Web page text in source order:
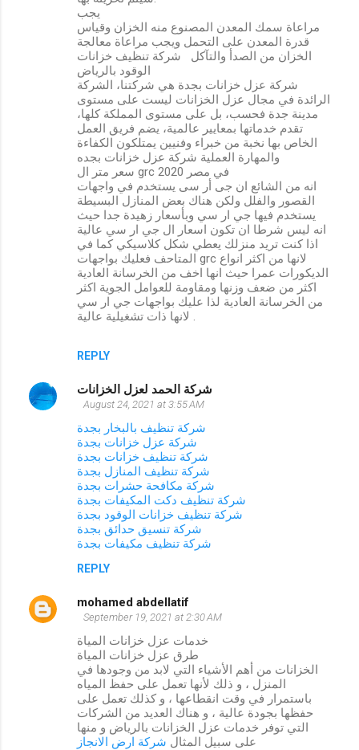
يجب
مراعاة سمك المعدن المصنوع منه الخزان وقياس
قدرة المعدن على التحمل ويجب مراعاة معالجة
الخزان من الصدأ والتآكل شركة تنظيف خزانات
الوقود بالرياض
شركة عزل خزانات بجدة هي شركتنا، الشركة
الرائدة في مجال عزل الخزانات ليست على مستوى
مدينة جدة فحسب، بل على مستوى المملكة كلها،
تقدم خدماتها بمعايير عالمية، يضم فريق العمل
الخاص بها نخبة من خبراء وفنيين يمتلكون الكفاءة
والمهارة العملية شركة عزل خزانات بجده
سعر متر ال grc في مصر 2020
انه من الشائع ان جى أر سى يستخدم في واجهات
القصور والفلل ولكن هناك بعض المنازل البسيطة
يستخدم فيها جي ار سي وبأسعار زهيدة جدا حيث
انه ليس شرطا ان تكون اسعار ال جي ار سي عالية
اذا كنت تريد منزلك يعطي شكل كلاسيكي كما في
المتاحف فعليك بواجهات grc لانها من اكثر انواع
الديكورات عمرا حيث انها اخف من الخرسانة العادية
اكثر من ضعف وزنها ومقاومة للعوامل الجوية اكثر
من الخرسانة العادية لذا عليك بواجهات جي ار سي
REPLY
شركة الحمد لعزل الخزانات
August 24, 2021 at 3:55 AM
شركة تنظيف بالبخار بجدة
شركة عزل خزانات بجدة
شركة تنظيف خزانات بجدة
شركة تنظيف المنازل بجدة
شركة مكافحة حشرات بجدة
شركة تنظيف دكت المكيفات بجدة
شركة تنظيف خزانات الوقود بجدة
شركة تنسيق حدائق بجدة
شركة تنظيف مكيفات بجدة
REPLY
mohamed abdellatif
September 19, 2021 at 2:30 AM
خدمات عزل خزانات المياة
طرق عزل خزانات المياة
الخزانات من أهم الأشياء التي لابد من وجودها في
المنزل ، و ذلك لأنها تعمل على حفظ المياه
باستمرار في وقت انقطاعها ، و كذلك تعمل على
حفظها بجودة عالية ، و هناك العديد من الشركات
التي توفر خدمات عزل الخزانات بالرياض و منها
على سبيل المثال شركة ارض الانجاز